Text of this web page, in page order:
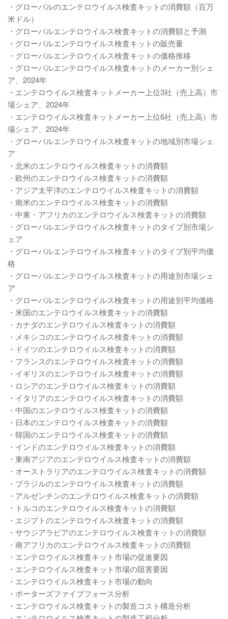
・グローバルのエンテロウイルス検査キットの消費額（百万
米ドル）
・グローバルエンテロウイルス検査キットの消費額と予測
・グローバルエンテロウイルス検査キットの販売量
・グローバルエンテロウイルス検査キットの価格推移
・グローバルエンテロウイルス検査キットのメーカー別シェ
ア、2024年
・エンテロウイルス検査キットメーカー上位3社（売上高）市
場シェア、2024年
・エンテロウイルス検査キットメーカー上位6社（売上高）市
場シェア、2024年
・グローバルエンテロウイルス検査キットの地域別市場シェ
ア
・北米のエンテロウイルス検査キットの消費額
・欧州のエンテロウイルス検査キットの消費額
・アジア太平洋のエンテロウイルス検査キットの消費額
・南米のエンテロウイルス検査キットの消費額
・中東・アフリカのエンテロウイルス検査キットの消費額
・グローバルエンテロウイルス検査キットのタイプ別市場シ
ェア
・グローバルエンテロウイルス検査キットのタイプ別平均価
格
・グローバルエンテロウイルス検査キットの用途別市場シェ
ア
・グローバルエンテロウイルス検査キットの用途別平均価格
・米国のエンテロウイルス検査キットの消費額
・カナダのエンテロウイルス検査キットの消費額
・メキシコのエンテロウイルス検査キットの消費額
・ドイツのエンテロウイルス検査キットの消費額
・フランスのエンテロウイルス検査キットの消費額
・イギリスのエンテロウイルス検査キットの消費額
・ロシアのエンテロウイルス検査キットの消費額
・イタリアのエンテロウイルス検査キットの消費額
・中国のエンテロウイルス検査キットの消費額
・日本のエンテロウイルス検査キットの消費額
・韓国のエンテロウイルス検査キットの消費額
・インドのエンテロウイルス検査キットの消費額
・東南アジアのエンテロウイルス検査キットの消費額
・オーストラリアのエンテロウイルス検査キットの消費額
・ブラジルのエンテロウイルス検査キットの消費額
・アルゼンチンのエンテロウイルス検査キットの消費額
・トルコのエンテロウイルス検査キットの消費額
・エジプトのエンテロウイルス検査キットの消費額
・サウジアラビアのエンテロウイルス検査キットの消費額
・南アフリカのエンテロウイルス検査キットの消費額
・エンテロウイルス検査キット市場の促進要因
・エンテロウイルス検査キット市場の阻害要因
・エンテロウイルス検査キット市場の動向
・ポーターズファイブフォース分析
・エンテロウイルス検査キットの製造コスト構造分析